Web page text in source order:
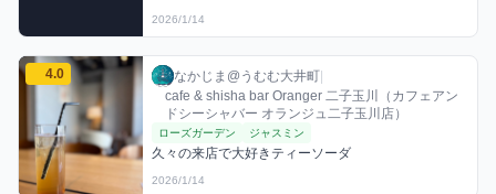
2026/1/14
なかじま@うむむ大井町のローズミックスを見る
4.0 なかじま@うむむ大井町 / お店シーシャ /
なかじま@うむむ大井町|
cafe & shisha bar Oranger 二子玉川（カフェアン
ドシーシャバー オランジュ二子玉川店）
利用フレーバー
ローズガーデン ジャスミン
コメント
久々の来店で大好きティーソーダ
評価
2026/1/14